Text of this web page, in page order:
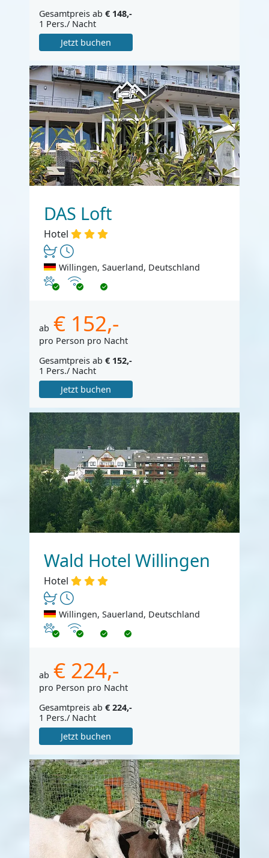
Gesamtpreis ab € 148,-
1 Pers./ Nacht
Jetzt buchen
DAS Loft
Hotel
Willingen, Sauerland, Deutschland
Haustiere erlaubt
Internet
ab € 152,-
pro Person pro Nacht
Gesamtpreis ab € 152,-
1 Pers./ Nacht
Jetzt buchen
Wald Hotel Willingen
Hotel
Willingen, Sauerland, Deutschland
Haustiere erlaubt
Internet
ab € 224,-
pro Person pro Nacht
Gesamtpreis ab € 224,-
1 Pers./ Nacht
Jetzt buchen